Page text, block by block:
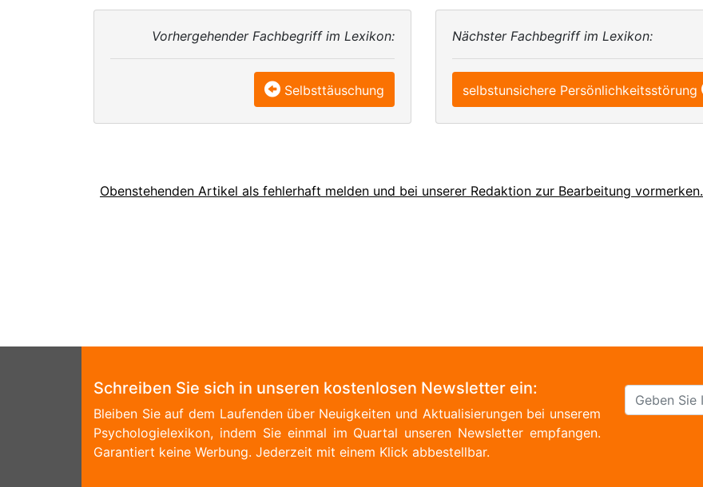
Vorhergehender Fachbegriff im Lexikon:
Selbsttäuschung
Nächster Fachbegriff im Lexikon:
selbstunsichere Persönlichkeitsstörung
Obenstehenden Artikel als fehlerhaft melden und bei unserer Redaktion zur Bearbeitung vormerken.
Schreiben Sie sich in unseren kostenlosen Newsletter ein:
Bleiben Sie auf dem Laufenden über Neuigkeiten und Aktualisierungen bei unserem
Psychologielexikon, indem Sie einmal im Quartal unseren Newsletter empfangen.
Garantiert keine Werbung. Jederzeit mit einem Klick abbestellbar.